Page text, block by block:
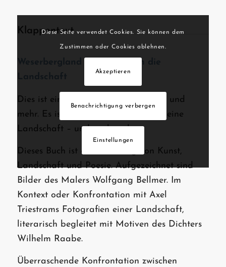
Klappentext
Dies ist ein Buch über einen Maler – und
mehr. Es ist auch ein Bildband über eine
Landschaft – und noch mehr.
Dieses Buch ist ein Dreiklang von Kunst,
Landschaft und Poesie. Aufgezeichnet sind
Bilder des Malers Wolfgang Bellmer. Im
Kontext oder Konfrontation mit Axel
Triestrams Fotografien einer Landschaft,
literarisch begleitet mit Motiven des Dichters
Wilhelm Raabe.
Überraschende Konfrontation zwischen
Diese Seite verwendet Cookies. Sie können dem
Zustimmen oder Cookies ablehnen.
Akzeptieren
Benachrichtigung verbergen
Einstellungen